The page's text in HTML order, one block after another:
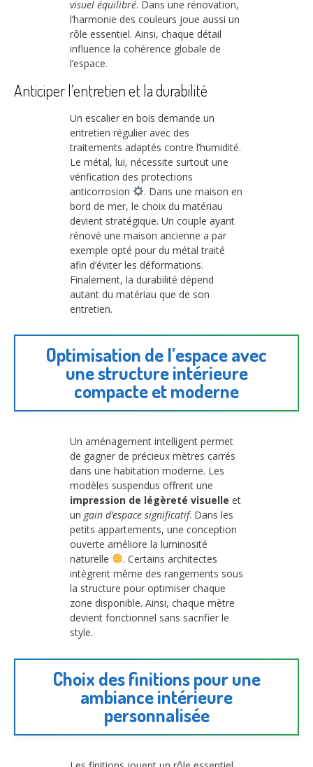
visuel équilibré. Dans une rénovation,
l’harmonie des couleurs joue aussi un
rôle essentiel. Ainsi, chaque détail
influence la cohérence globale de
l’espace.
Anticiper l’entretien et la durabilité
Un escalier en bois demande un
entretien régulier avec des
traitements adaptés contre l’humidité.
Le métal, lui, nécessite surtout une
vérification des protections
anticorrosion
. Dans une maison en
bord de mer, le choix du matériau
devient stratégique. Un couple ayant
rénové une maison ancienne a par
exemple opté pour du métal traité
afin d’éviter les déformations.
Finalement, la durabilité dépend
autant du matériau que de son
entretien.
Optimisation de l’espace avec
une structure intérieure
compacte et moderne
Un aménagement intelligent permet
de gagner de précieux mètres carrés
dans une habitation moderne. Les
modèles suspendus offrent une
impression de légèreté visuelle et
un gain d’espace significatif. Dans les
petits appartements, une conception
ouverte améliore la luminosité
naturelle
. Certains architectes
intègrent même des rangements sous
la structure pour optimiser chaque
zone disponible. Ainsi, chaque mètre
devient fonctionnel sans sacrifier le
style.
Choix des finitions pour une
ambiance intérieure
personnalisée